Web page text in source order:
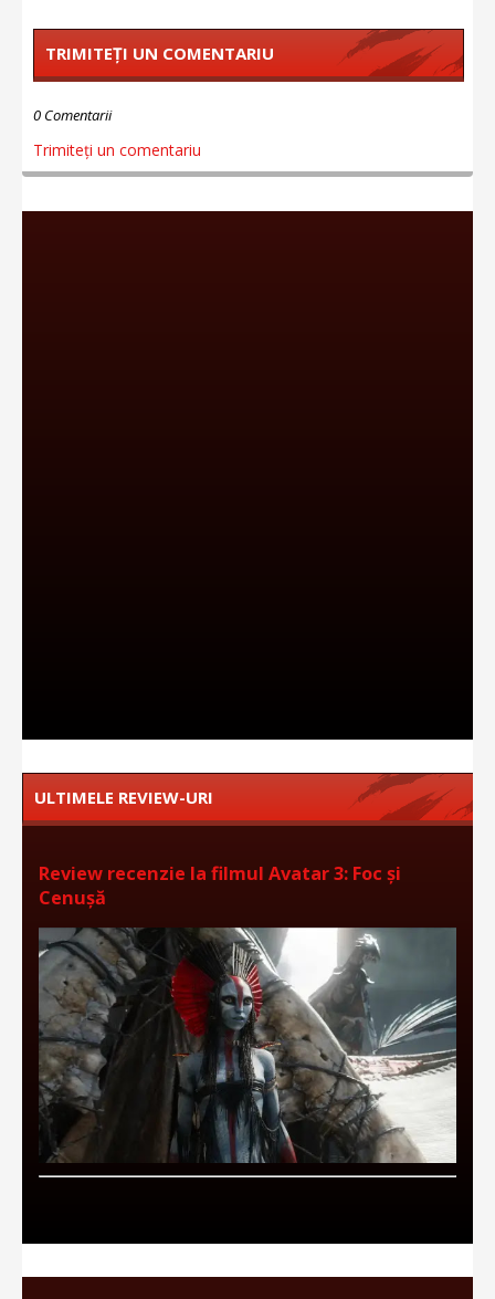
TRIMITEȚI UN COMENTARIU
0 Comentarii
Trimiteți un comentariu
ULTIMELE REVIEW-URI
Review recenzie la filmul Avatar 3: Foc și
Cenușă